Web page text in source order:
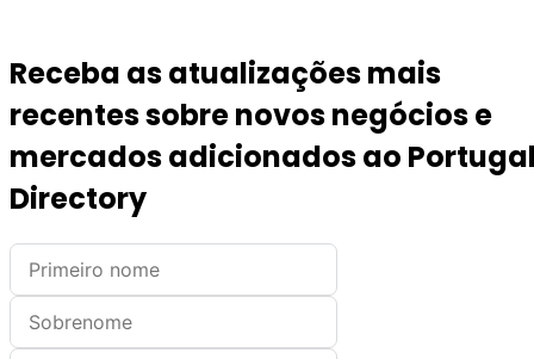
Receba as atualizações mais
recentes sobre novos negócios e
mercados adicionados ao
Directory